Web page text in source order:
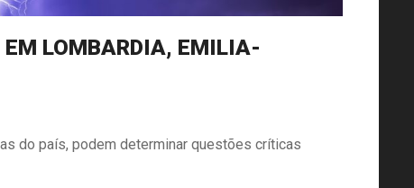
LOMBARDIA, EMILIA-
do país, podem determinar questões críticas